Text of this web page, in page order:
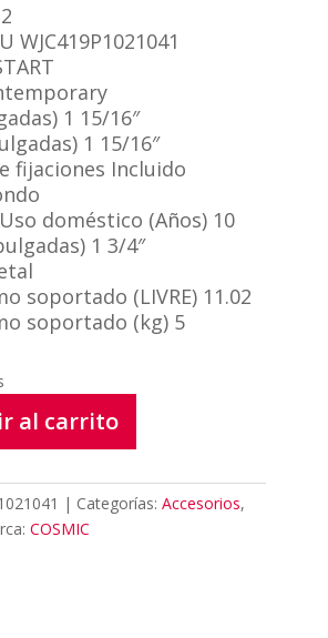
WJC419P1021041
1 15/16″
1 15/16″
fijaciones Incluido
doméstico (Años) 10
1 3/4″
soportado (LIVRE) 11.02
soportado (kg) 5
al carrito
Categorías: Accesorios,
COSMIC